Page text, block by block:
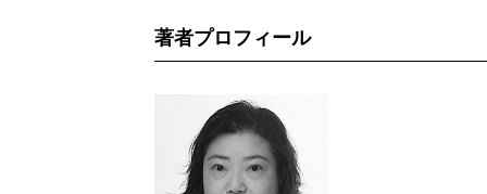
著者プロフィール